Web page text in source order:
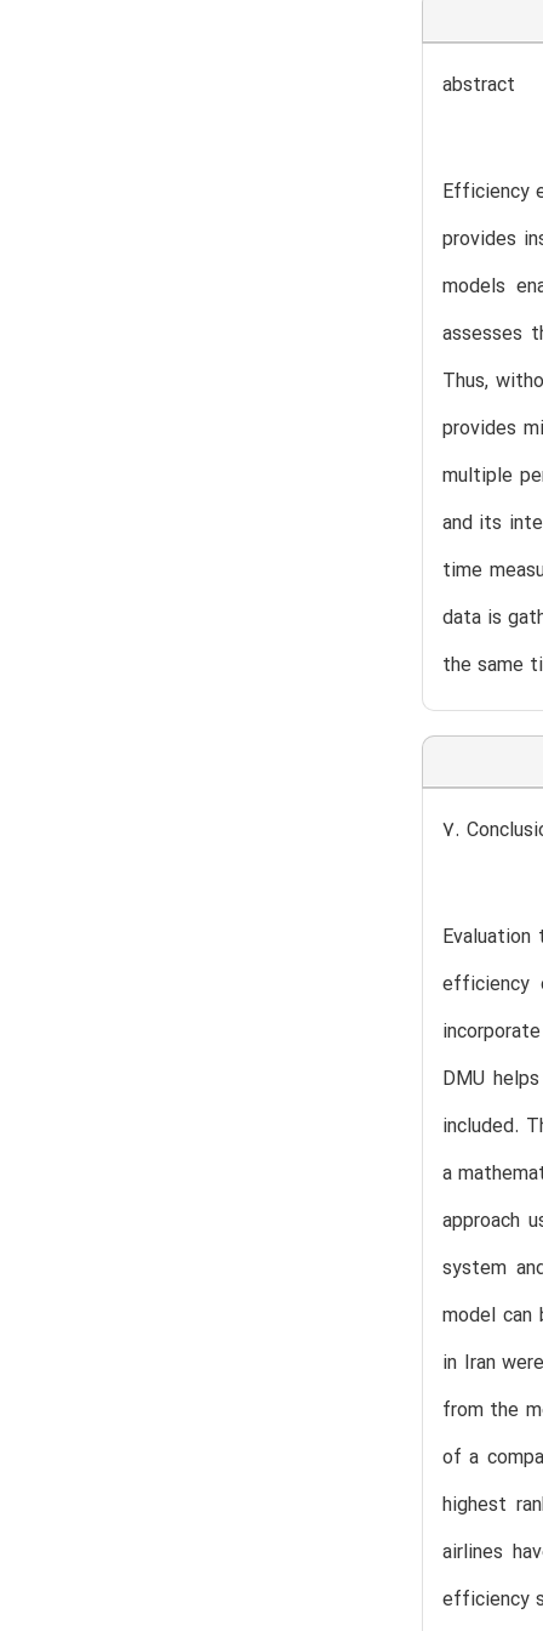
abstract
Efficiency
provides
models
assesses
Thus,
provides
multiple
and its
time
data is
the same
7.
efficiency
DMU
included.
a
approach
system
model
in Iran
from the
of a
highest
airlines
efficiency